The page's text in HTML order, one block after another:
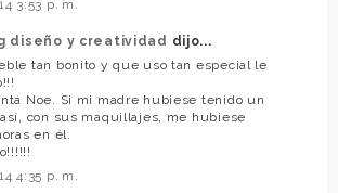
3:53 p. m.
diseño y creatividad dijo...
tan bonito y que uso tan especial le
Noe. Si mi madre hubiese tenido un
con sus maquillajes, me hubiese
en él.
4:35 p. m.